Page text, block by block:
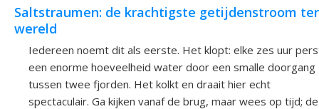
Saltstraumen: de krachtigste getijdenstroom ter
wereld
Iedereen noemt dit als eerste. Het klopt: elke zes uur
een enorme hoeveelheid water door een smalle doorgang
tussen twee fjorden. Het kolkt en draait hier echt
spectaculair. Ga kijken vanaf de brug, maar wees op tijd; de